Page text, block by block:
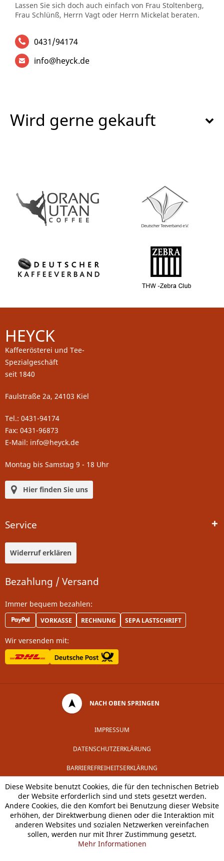
Lassen Sie sich doch auch einfach von Frau Stoltenberg,
Frau Schlünß, Herrn Vagt oder Herrn Mickelat beraten.
0431/94174
info@heyck.de
Wird gerne gekauft
HEYCK
Kaffeerösterei und Tee-
Spezialgeschäft
seit 1840
Faulstraße 2a, 24103 Kiel
Tel.: 0431-94174
Fax: 0431-96873
E-Mail: info@heyck.de
Montag bis Samstag 9 - 18 Uhr
Hier finden Sie uns
Service
Widerruf erklären
Bezahlung / Versand
Immer bequem bezahlen:
VORKASSE RECHNUNG SEPA LASTSCHRIFT
Wir versenden mit:
NACH OBEN SPRINGEN
IMPRESSUM
DATENSCHUTZERKLÄRUNG
BARRIEREFREIHEITSERKLÄRUNG
Diese Website benutzt Cookies, die für den technischen Betrieb
der Website erforderlich sind und stets gesetzt werden.
Andere Cookies, die den Komfort bei Benutzung dieser Website
erhöhen, der Direktwerbung dienen oder die Interaktion mit
anderen Websites und sozialen Netzwerken vereinfachen
sollen, werden nur mit Ihrer Zustimmung gesetzt.
Mehr Informationen